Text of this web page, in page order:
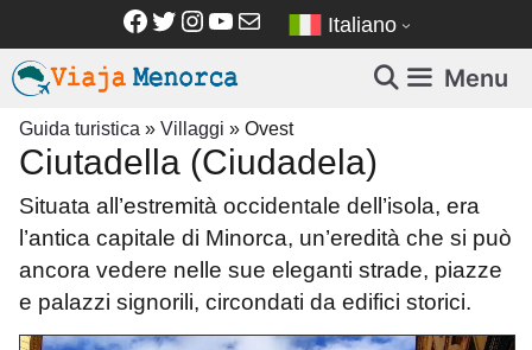
contenuto
Facebook
Twitter
Instagram
YouTube
Email Italiano
Menu
Guida turistica » Villaggi » Ovest
Ciutadella (Ciudadela)
Situata all’estremità occidentale dell’isola, era
l’antica capitale di Minorca, un’eredità che si può
ancora vedere nelle sue eleganti strade, piazze
e palazzi signorili, circondati da edifici storici.